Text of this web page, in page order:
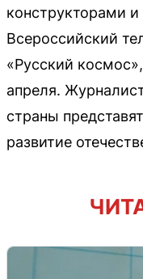
конструкторами
Всероссийский
«Русский
апреля.
страны
развитие